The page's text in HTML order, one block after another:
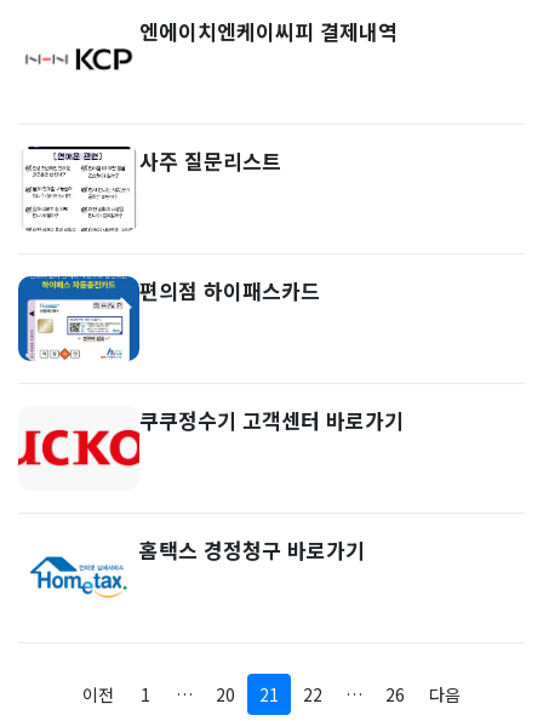
엔에이치엔케이씨피 결제내역
사주 질문리스트
편의점 하이패스카드
쿠쿠정수기 고객센터 바로가기
홈택스 경정청구 바로가기
이전 1 … 20 21 22 … 26 다음